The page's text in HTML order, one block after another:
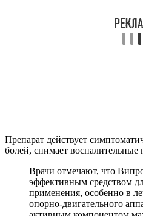
Препарат действует
болей, снимает воспалительные
Врачи отмечают, что
эффективным средством
применения, особенно в
опорно-двигательного